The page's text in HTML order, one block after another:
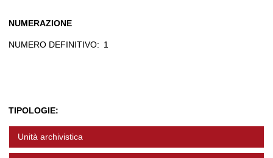
NUMERAZIONE
NUMERO DEFINITIVO: 1
TIPOLOGIE:
Unità archivistica